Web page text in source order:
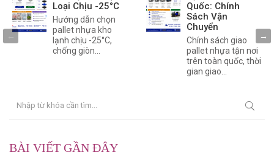
Loại Chịu -25°C
Hướng dẫn chọn
pallet nhựa kho
lạnh chịu -25°C,
chống giòn...
Quốc: Chính
Sách Vận
Chuyển
Chính sách giao
pallet nhựa tận nơi
trên toàn quốc, thời
gian giao...
BÀI VIẾT GẦN ĐÂY